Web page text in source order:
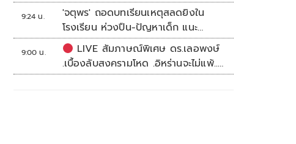
9:24 น.
'จตุพร' ถอดบทเรียนเหตุสลดยิงใน
โรงเรียน ห่วงปืน-ปัญหาเด็ก แนะ
ศธ.เร่งอุดช่องโหว่
9:00 น.
LIVE สัมภาษณ์พิเศษ ดร.เลอพงษ์
.เบื้องลับสงครามโหด .อิหร่านจะไม่แพ้..
.ระเบียบโลกใหม่ในตะวันออกกลาง…. |